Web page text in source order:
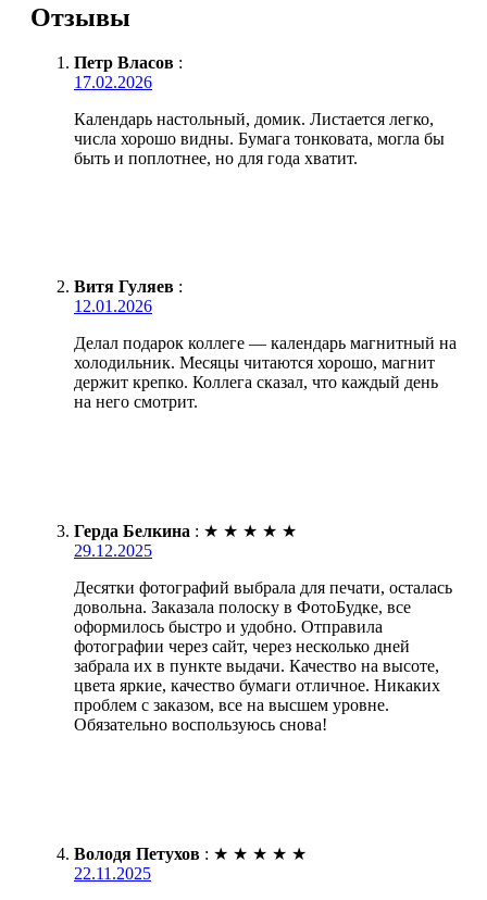
Отзывы
Петр Власов :
17.02.2026
Календарь настольный, домик. Листается легко,
числа хорошо видны. Бумага тонковата, могла бы
быть и поплотнее, но для года хватит.
Витя Гуляев :
12.01.2026
Делал подарок коллеге — календарь магнитный на
холодильник. Месяцы читаются хорошо, магнит
держит крепко. Коллега сказал, что каждый день
на него смотрит.
Герда Белкина : ★ ★ ★ ★ ★
29.12.2025
Десятки фотографий выбрала для печати, осталась
довольна. Заказала полоску в ФотоБудке, все
оформилось быстро и удобно. Отправила
фотографии через сайт, через несколько дней
забрала их в пункте выдачи. Качество на высоте,
цвета яркие, качество бумаги отличное. Никаких
проблем с заказом, все на высшем уровне.
Обязательно воспользуюсь снова!
Володя Петухов : ★ ★ ★ ★ ★
22.11.2025